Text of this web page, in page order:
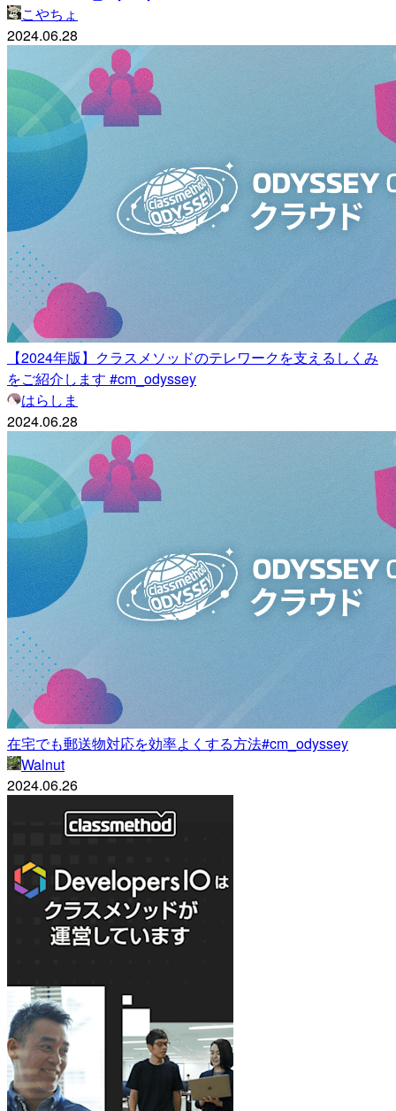
こやちょ
2024.06.28
【2024年版】クラスメソッドのテレワークを支えるしくみ
をご紹介します #cm_odyssey
はらしま
2024.06.28
在宅でも郵送物対応を効率よくする方法#cm_odyssey
Walnut
2024.06.26